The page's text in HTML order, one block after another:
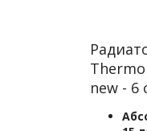
new -